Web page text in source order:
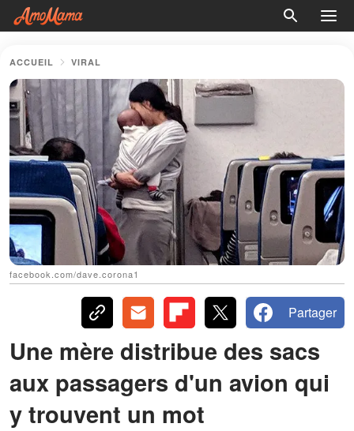
ACCUEIL VIRAL
facebook.com/dave.corona1
Partager
Une mère distribue des sacs
aux passagers d'un avion qui
y trouvent un mot